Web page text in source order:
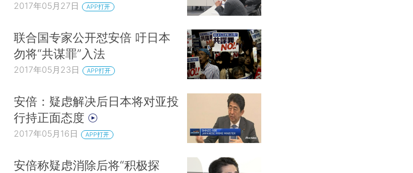
2017年05月27日 APP打开
联合国专家公开怼安倍 吁日本
勿将“共谋罪”入法
2017年05月23日 APP打开
安倍：疑虑解决后日本将对亚投
行持正面态度
2017年05月16日 APP打开
安倍称疑虑消除后将“积极探